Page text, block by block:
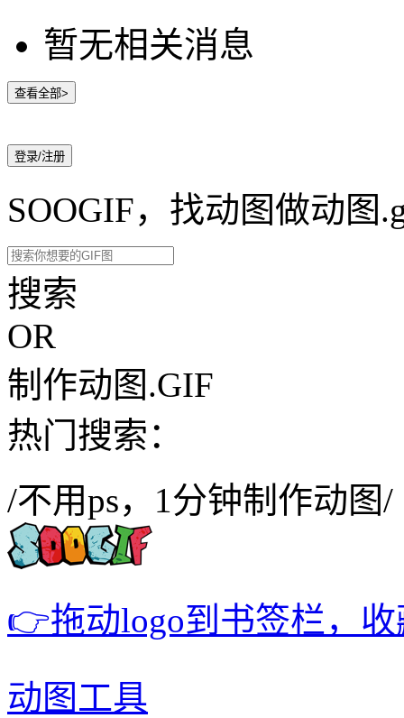
暂无相关消息
查看全部>
登录/注册
SOOGIF，找动图做动图
搜索
OR
制作动图.GIF
热门搜索：
/不用ps，1分钟制作动图/
👉拖动logo到书签栏，
动图工具